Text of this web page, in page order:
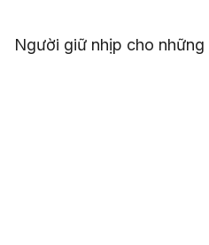
Người giữ nhịp cho